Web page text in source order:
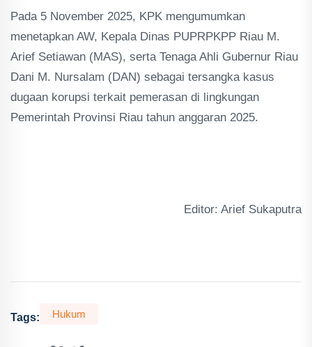
Pada 5 November 2025, KPK mengumumkan
menetapkan AW, Kepala Dinas PUPRPKPP Riau M.
Arief Setiawan (MAS), serta Tenaga Ahli Gubernur Riau
Dani M. Nursalam (DAN) sebagai tersangka kasus
dugaan korupsi terkait pemerasan di lingkungan
Pemerintah Provinsi Riau tahun anggaran 2025.
Editor: Arief Sukaputra
Tags: Hukum